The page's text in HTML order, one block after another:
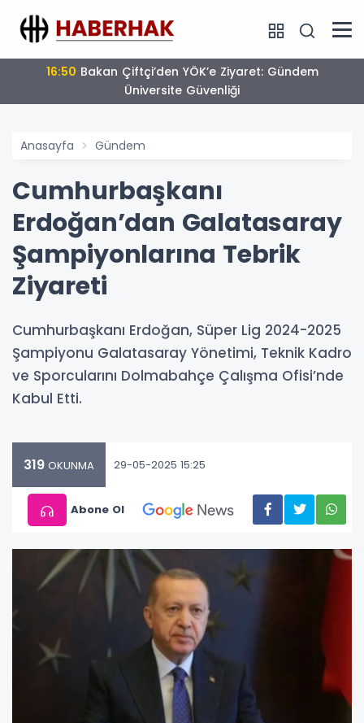
16:50
Üniversite Güvenliği
Anasayfa Gündem
Cumhurbaşkanı
Erdoğan’dan Galatasaray
Şampiyonlarına Tebrik
Ziyareti
Cumhurbaşkanı Erdoğan, Süper Lig 2024-2025
Şampiyonu Galatasaray Yönetimi, Teknik Kadro
ve Sporcularını Dolmabahçe Çalışma Ofisi’nde
Kabul Etti.
319 OKUNMA 29-05-2025 15:25
Abone Ol